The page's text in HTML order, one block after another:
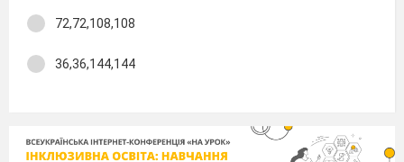
72,72,108,108
36,36,144,144